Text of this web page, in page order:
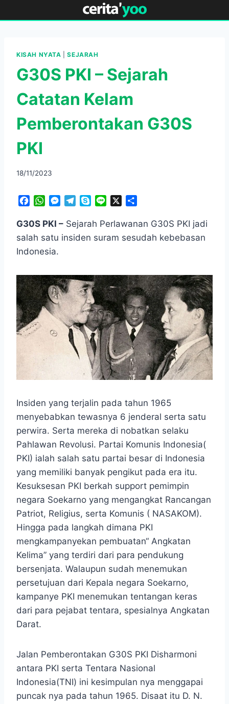
to
KISAH NYATA |SEJARAH
G30S PKI – Sejarah
Catatan Kelam
Pemberontakan G30S
PKI
18/11/2023
c
e
o
k
W
a
t
A
p
M
s
s
e
r
l
e
m
y
p
n
e
a
r
G30S PKI – Sejarah Perlawanan G30S PKI jadi
salah satu insiden suram sesudah kebebasan
Indonesia.
Insiden yang terjalin pada tahun 1965
menyebabkan tewasnya 6 jenderal serta satu
perwira. Serta mereka di nobatkan selaku
Pahlawan Revolusi. Partai Komunis Indonesia(
PKI) ialah salah satu partai besar di Indonesia
yang memiliki banyak pengikut pada era itu.
Kesuksesan PKI berkah support pemimpin
negara Soekarno yang mengangkat Rancangan
Patriot, Religius, serta Komunis ( NASAKOM).
Hingga pada langkah dimana PKI
mengkampanyekan pembuatan“ Angkatan
Kelima” yang terdiri dari para pendukung
bersenjata. Walaupun sudah menemukan
persetujuan dari Kepala negara Soekarno,
kampanye PKI menemukan tentangan keras
dari para pejabat tentara, spesialnya Angkatan
Darat.
Jalan Pemberontakan G30S PKI Disharmoni
antara PKI serta Tentara Nasional
Indonesia(TNI) ini kesimpulan nya menggapai
puncak nya pada tahun 1965. Disaat itu D. N.